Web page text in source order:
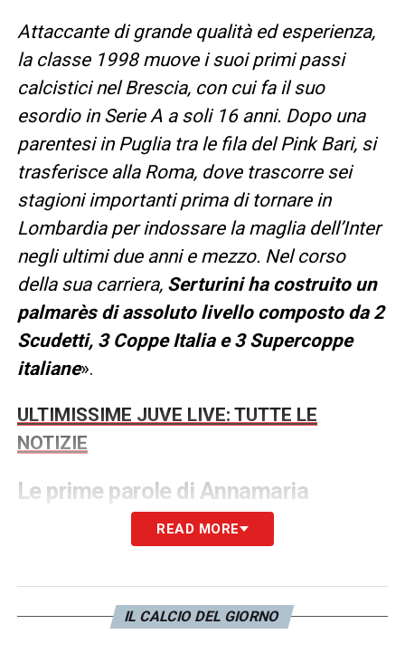
Attaccante di grande qualità ed esperienza,
la classe 1998 muove i suoi primi passi
calcistici nel Brescia, con cui fa il suo
esordio in Serie A a soli 16 anni. Dopo una
parentesi in Puglia tra le fila del Pink Bari, si
trasferisce alla Roma, dove trascorre sei
stagioni importanti prima di tornare in
Lombardia per indossare la maglia dell’Inter
negli ultimi due anni e mezzo. Nel corso
della sua carriera,Serturini ha costruito un
palmarès di assoluto livello composto da 2
Scudetti, 3 Coppe Italia e 3 Supercoppe
italiane».
ULTIMISSIME JUVE LIVE: TUTTE LE
NOTIZIE
Le prime parole di Annamaria
AnnamariaSerturiniha rilasciato alcune
dichiarazioni al sito ufficiale dellaJuventus
READ MORE
IL CALCIO DEL GIORNO